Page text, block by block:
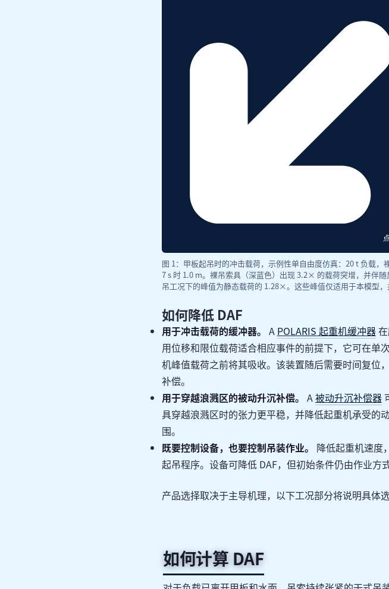
图 1：甲板起吊时的冲击载荷，示例性单自由度仿真：20 t 负载
7 s 时 1.0 m。裸吊索具（深蓝色）出现 3.2× 的载荷突增，并伴
吊工况下的峰值为静态载荷的 1.28×。这些峰值仅适用于本模型，
如何降低 DAF
用于冲击载荷的缓冲器。 A POLARIS 起重机缓冲器
用位移和限位载荷适合相应事件的前提下，它可在单
机峰值载荷之前将其吸收。该装置随后需要时间复
补偿。
用于穿越浪溅区的被动升沉补偿。 A被动升沉补偿器
具穿越浪溅区时的张力更平稳，并降低起重机承受的
围。
既要控制设备，也要控制吊装作业。
降低起重机速度
起吊程序。设备可降低 DAF，但初始条件仍由作业方
产品选择取决于主导机理，以下工况部分将说明具体
如何计算 DAF